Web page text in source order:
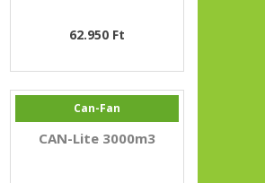
62.950 Ft
Can-Fan
CAN-Lite 3000m3